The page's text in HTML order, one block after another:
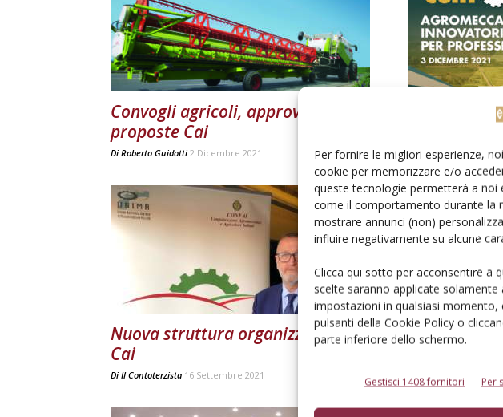
Per fornire le migliori esperienze,
cookie per memorizzare e/o
queste tecnologie permetterà a noi
come il comportamento durante la
mostrare annunci (non)
influire negativamente su alcune
Clicca qui sotto per acconsentire a
scelte saranno applicate
impostazioni in qualsiasi
pulsanti della Cookie Policy o
parte inferiore dello schermo.
Gestisci 1408 fornitori Per
Convogli agricoli, approvate le
proposte Cai
Di Roberto Guidotti 2 Dicembre 2021 DiFrancesco Bartolozzi
Nuova struttura organizzativa per
Cai
Di Il Contoterzista 16 Settembre 2021
Albo
DiIl Contoterzista 5